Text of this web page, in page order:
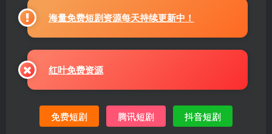
海量免费短剧资源每天持续更新中！
红叶免费资源
免费短剧 腾讯短剧 抖音短剧